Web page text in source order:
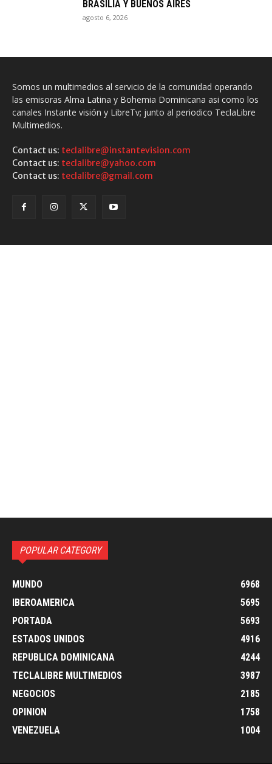
BRASILIA Y BUENOS AIRES
agosto 6, 2026
Somos un multimedios al servicio de la comunidad operando
las emisoras Alma Latina y Bohemia Dominicana asi como los
canales Instante visión y LibreTv; junto al periodico TeclaLibre
Multimedios.
Contact us: teclalibre@instantevision.com
Contact us: teclalibre@yahoo.com
Contact us: teclalibre@gmail.com
POPULAR CATEGORY
MUNDO
6968
IBEROAMERICA
5695
PORTADA
5693
ESTADOS UNIDOS
4916
REPUBLICA DOMINICANA
4244
TECLALIBRE MULTIMEDIOS
3987
NEGOCIOS
2185
OPINION
1758
VENEZUELA
1004